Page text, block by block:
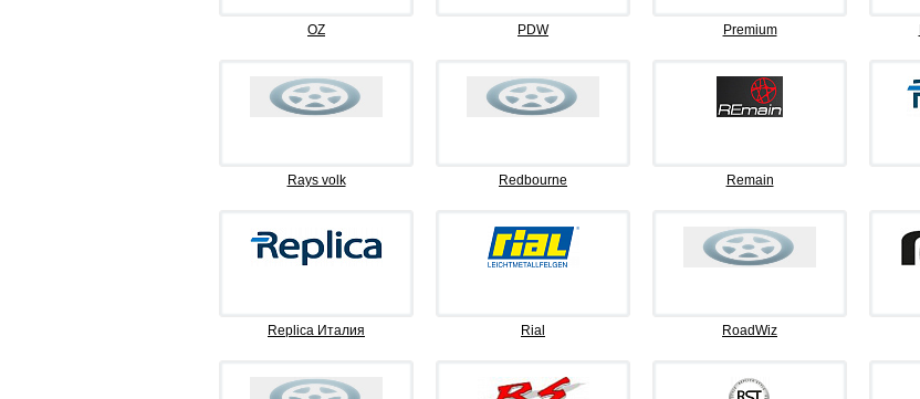
OZ PDW Premium
Rays volk Redbourne Remain
Replica Италия Rial RoadWiz